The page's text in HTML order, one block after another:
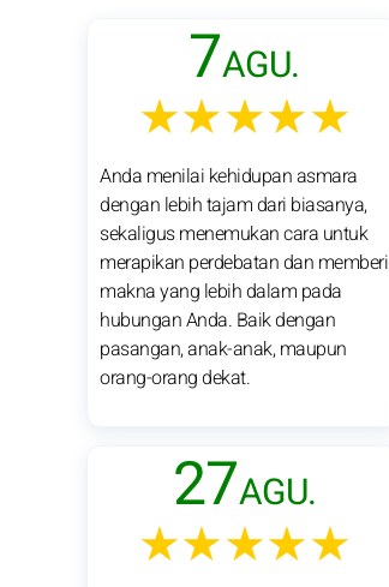
7AGU.
★★★★★
Anda menilai kehidupan asmara
dengan lebih tajam dari biasanya,
sekaligus menemukan cara untuk
merapikan perdebatan dan memberi
makna yang lebih dalam pada
hubungan Anda. Baik dengan
pasangan, anak-anak, maupun
orang-orang dekat.
27AGU.
★★★★★